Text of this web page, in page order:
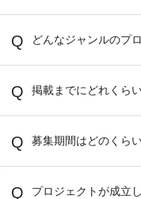
どんなジャンルのプ
掲載までにどれくら
募集期間はどのくら
プロジェクトが成立